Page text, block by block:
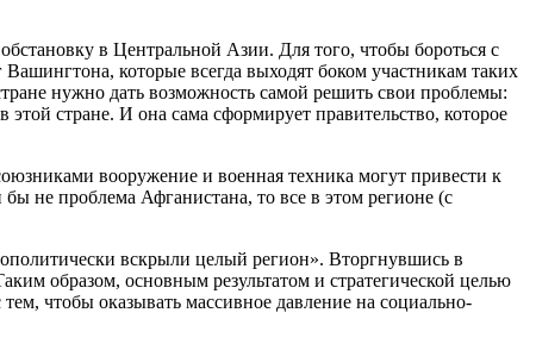
в Центральной Азии. Для того, чтобы бороться с
которые всегда выходят боком участникам таких
нужно дать возможность самой решить свои проблемы:
стране. И она сама сформирует правительство, которое
вооружение и военная техника могут привести к
не проблема Афганистана, то все в этом регионе (с
вскрыли целый регион». Вторгнувшись в
образом, основным результатом и стратегической целью
чтобы оказывать массивное давление на социально-